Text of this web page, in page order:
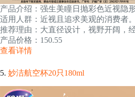
产品介绍：强生美瞳日抛彩色近视隐
适用人群：近视且追求美观的消费者。
推荐理由：大直径设计，视野开阔，
产品价格：150.55
查看详情
5. 妙洁航空杯20只180ml